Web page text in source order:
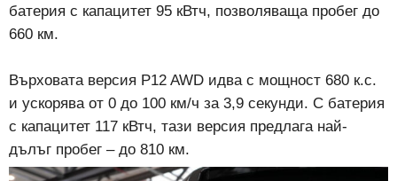
батерия с капацитет 95 кВтч, позволяваща пробег до
660 км.
Върховата версия P12 AWD идва с мощност 680 к.с.
и ускорява от 0 до 100 км/ч за 3,9 секунди. С батерия
с капацитет 117 кВтч, тази версия предлага най-
дълъг пробег – до 810 км.